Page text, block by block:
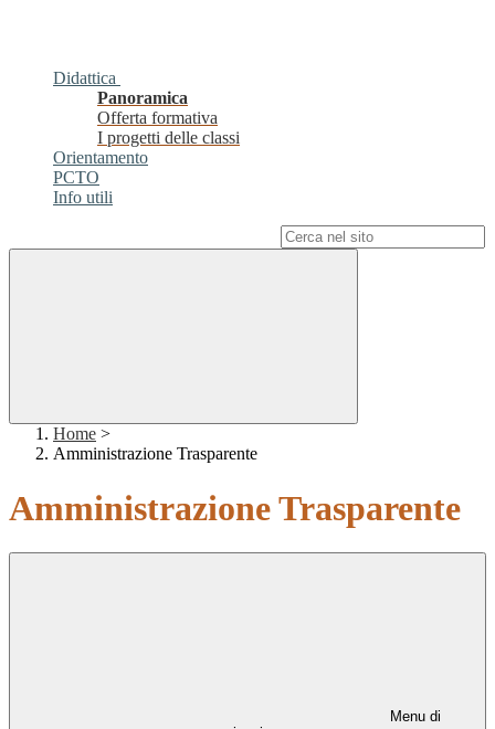
Didattica
Panoramica
Offerta formativa
I progetti delle classi
Orientamento
PCTO
Info utili
Home >
Amministrazione Trasparente
Amministrazione Trasparente
Menu di